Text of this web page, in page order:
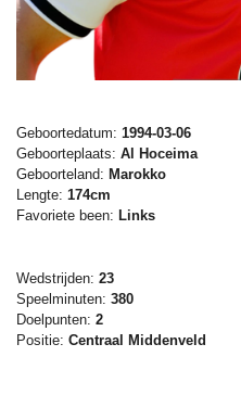
Geboortedatum: 1994-03-06
Geboorteplaats: Al Hoceima
Geboorteland: Marokko
Lengte: 174cm
Favoriete been: Links
Wedstrijden: 23
Speelminuten: 380
Doelpunten: 2
Positie: Centraal Middenveld